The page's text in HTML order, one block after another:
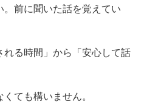
前に聞いた話を覚えてい
る時間」から「安心して話
ても構いません。